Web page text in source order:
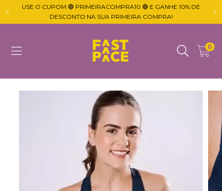
USE O CUPOM 🔴 PRIMEIRACOMPRA10 🔴 E GANHE 10% DE
DESCONTO NA SUA PRIMEIRA COMPRA!
0